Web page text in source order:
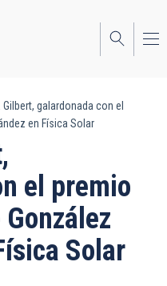
Gilbert, galardonada con el
en Física Solar
el premio
Solar